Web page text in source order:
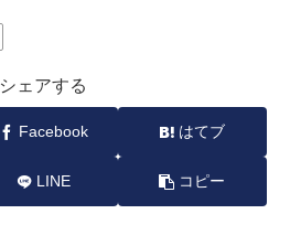
シェアする
Facebook はてブ
LINE コピー